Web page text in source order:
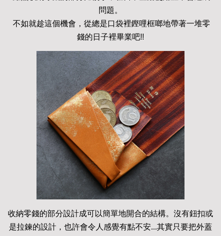
問題。
不如就趁這個機會，從總是口袋裡鏗哩框啷地帶著一堆零
錢的日子裡畢業吧!!
收納零錢的部分設計成可以簡單地開合的結構。沒有鈕扣或
是拉鍊的設計，也許會令人感覺有點不安...其實只要把外蓋